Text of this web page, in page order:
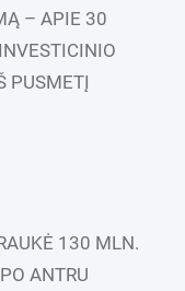
– APIE 30
PUSMETĮ
130 MLN.
ANTRU